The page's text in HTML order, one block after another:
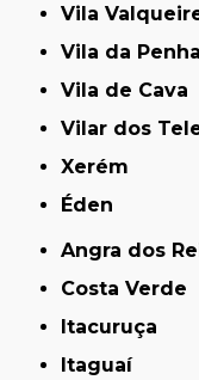
Vila
Vila da Penha
Vila de Cava
Vilar dos
Xerém
Éden
Angra dos
Costa Verde
Itacuruça
Itaguaí